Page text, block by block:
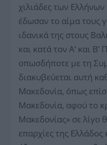
χιλιάδες των
έδωσαν το αίμα τους
ιδανικά της στους
και κατά τον Α’ και
οπωσδήποτε με τη
διακυβεύεται αυτή
Μακεδονία, όπως
Μακεδονία, αφού το
Μακεδονίας» σε λίγο
επαρχίες της